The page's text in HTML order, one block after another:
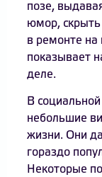
позе,
юмор, скрыть
в ремонте на
показывает
деле.
В
небольшие
жизни. Они
гораздо
Некоторые